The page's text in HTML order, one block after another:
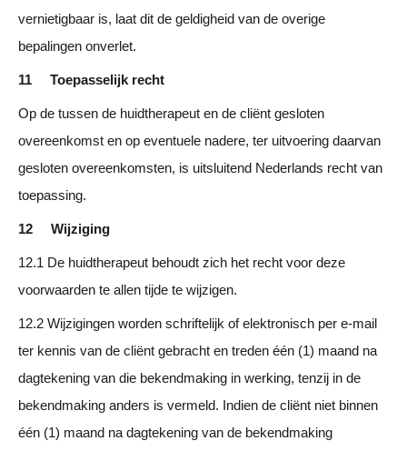
vernietigbaar is, laat dit de geldigheid van de overige
bepalingen onverlet.
11 Toepasselijk recht
Op de tussen de huidtherapeut en de cliënt gesloten
overeenkomst en op eventuele nadere, ter uitvoering daarvan
gesloten overeenkomsten, is uitsluitend Nederlands recht van
toepassing.
12 Wijziging
12.1 De huidtherapeut behoudt zich het recht voor deze
voorwaarden te allen tijde te wijzigen.
12.2 Wijzigingen worden schriftelijk of elektronisch per e-mail
ter kennis van de cliënt gebracht en treden één (1) maand na
dagtekening van die bekendmaking in werking, tenzij in de
bekendmaking anders is vermeld. Indien de cliënt niet binnen
één (1) maand na dagtekening van de bekendmaking